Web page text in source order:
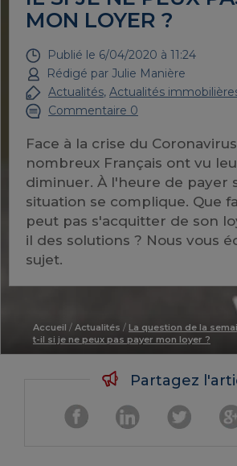
MON LOYER ?
Publié le 6/04/2020 à 11:24
Rédigé par Julie Manière
Actualités, Actualités
Commentaire 0
Face à la crise du
nombreux Français ont vu
diminuer. À l'heure de payer
situation se complique. Que
peut pas s'acquitter de son
il des solutions ? Nous vous
sujet.
Accueil / Actualités / La question de la
t-il si je ne peux pas payer mon loyer ?
Partagez